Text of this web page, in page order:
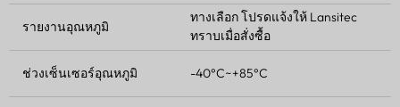
รายงานอุณหภูมิ
ทางเลือก โปรดแจ้งให้ Lansitec
ทราบเมื่อสั่งซื้อ
ช่วงเซ็นเซอร์อุณหภูมิ -40°C~+85°C